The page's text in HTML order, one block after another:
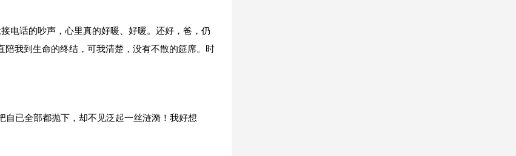
电话的吵声，心里真的好暖、好暖。还好，爸，仍
我到生命的终结，可我清楚，没有不散的筵席。时
自已全部都抛下，却不见泛起一丝涟漪！我好想